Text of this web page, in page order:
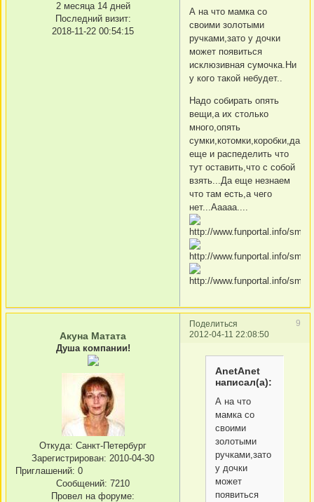
2 месяца 14 дней
Последний визит:
2018-11-22 00:54:15
А на что мамка со
своими золотыми
ручками,зато у дочки
может появиться
исклюзивная сумочка.Ни
у кого такой небудет..
Надо собирать опять
вещи,а их столько
много,опять
сумки,котомки,коробки,да
еще и распеделить что
тут оставить,что с собой
взять...Да еще незнаем
что там есть,а чего
нет...Ааааа....
Поделиться
9
2012-04-11 22:08:50
Акуна Матата
Душа компании!
Откуда: Санкт-Петербург
Зарегистрирован: 2010-04-30
Приглашений: 0
Сообщений: 7210
Провел на форуме:
AnetAnet
написал(а):
А на что
мамка со
своими
золотыми
ручками,зато
у дочки
может
появиться